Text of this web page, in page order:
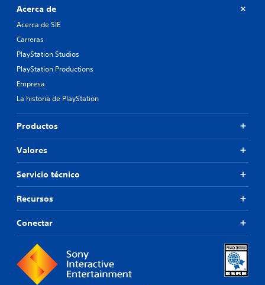
e
d
i
n
l
t
e
i
v
a
o
Acerca de
Acerca de SIE
Carreras
PlayStation Studios
PlayStation Productions
Empresa
La historia de PlayStation
Productos
Valores
Servicio técnico
Recursos
Conectar